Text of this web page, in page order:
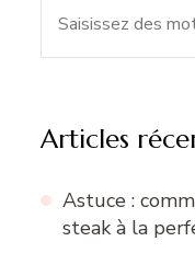
Articles
Astuce :
steak à la